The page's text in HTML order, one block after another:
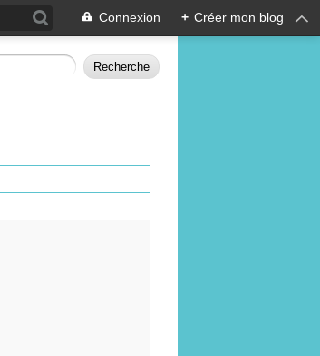
Connexion + Créer mon blog